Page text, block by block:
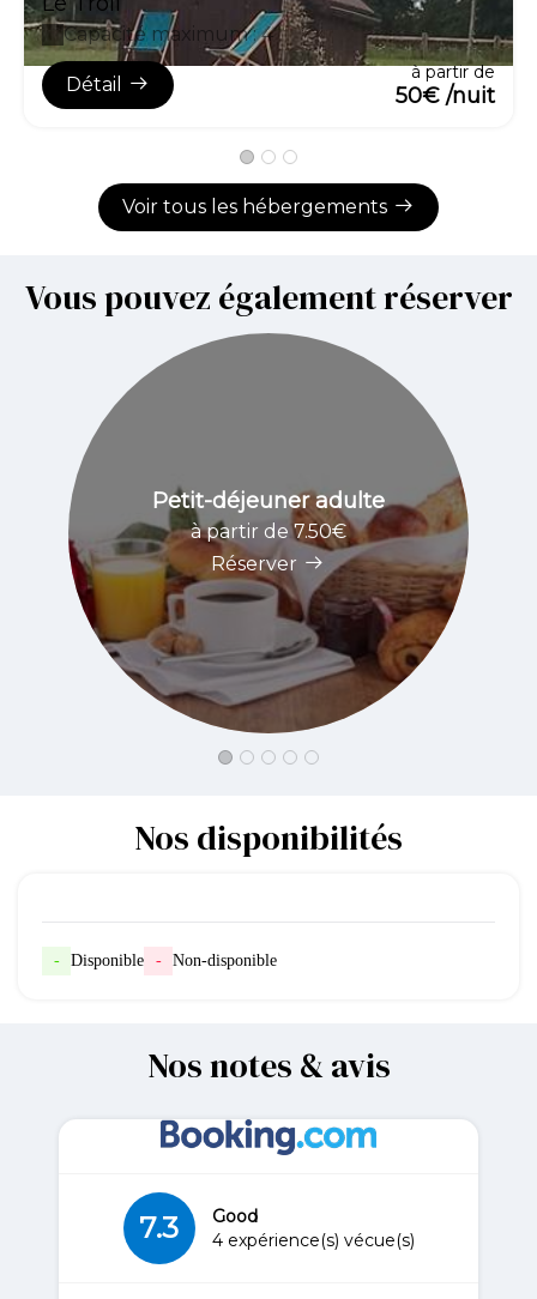
Capacité maximum : 4
Détail
à partir de
50€ /nuit
Voir tous les hébergements
Vous pouvez également réserver
Petit-déjeuner adulte
à partir de 7.50€
Réserver
Nos disponibilités
- Disponible - Non-disponible
Nos notes & avis
7.3
Good
4 expérience(s) vécue(s)